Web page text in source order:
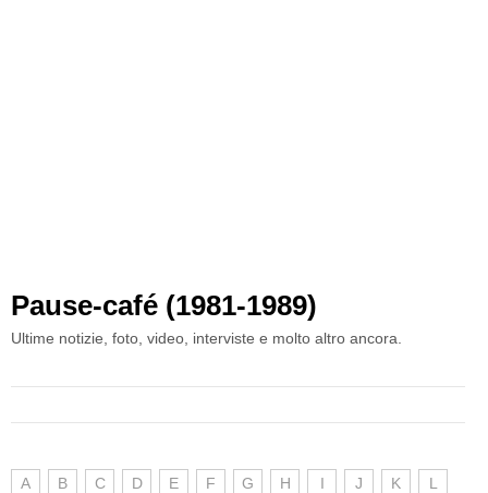
Pause-café (1981-1989)
Ultime notizie, foto, video, interviste e molto altro ancora.
A B C D E F G H I J K L